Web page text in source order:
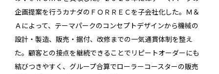
企画提案を行うカナダのＦＯＲＲＥＣを子会社化した。Ｍ＆
Ａによって、テーマパークのコンセプトデザインから機械の
設計・製造、販売・据付、改修までの一気通貫体制を整え
た。顧客との接点を継続できることでリピートオーダーにも
結びつきやすく、グループ合算でローラーコースターの販売